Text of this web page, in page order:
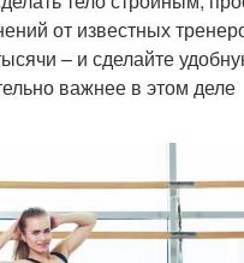
от известных
– и сделайте
важнее в этом деле